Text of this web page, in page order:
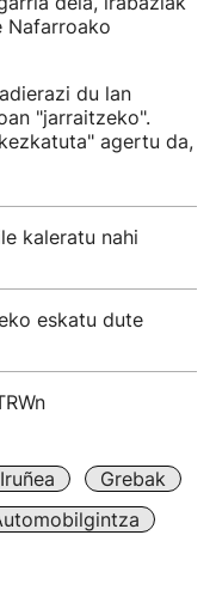
Nafarroako
du lan
"jarraitzeko".
agertu da,
kaleratu nahi
eskatu dute
Iruñea
Grebak